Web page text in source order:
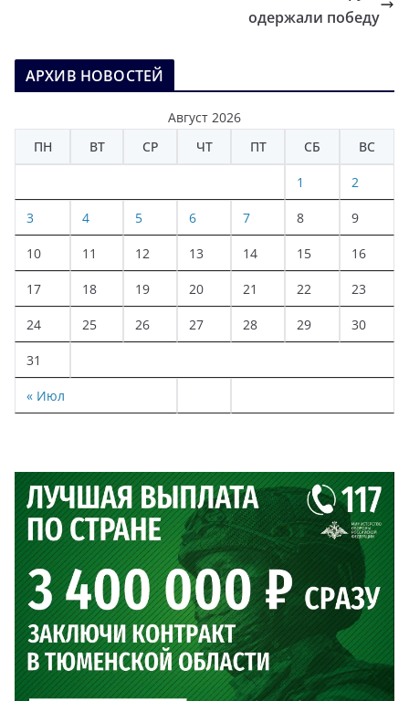
одержали победу
АРХИВ НОВОСТЕЙ
Август 2026
ПН
ВТ СР ЧТ ПТ СБ ВС
« Июл
1 2
3 4 5 6 7 8 9
10 11 12 13 14 15 16
17 18 19 20 21 22 23
24 25 26 27 28 29 30
31